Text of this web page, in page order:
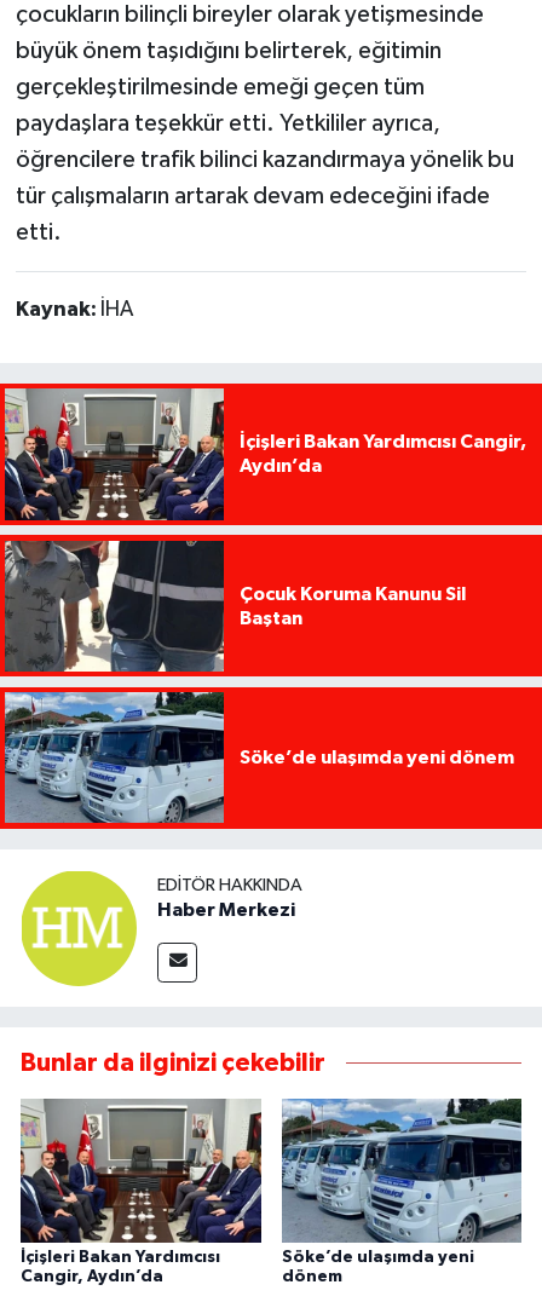
çocukların bilinçli bireyler olarak yetişmesinde
büyük önem taşıdığını belirterek, eğitimin
gerçekleştirilmesinde emeği geçen tüm
paydaşlara teşekkür etti. Yetkililer ayrıca,
öğrencilere trafik bilinci kazandırmaya yönelik bu
tür çalışmaların artarak devam edeceğini ifade
etti.
Kaynak: İHA
İçişleri Bakan Yardımcısı Cangir,
Aydın’da
Çocuk Koruma Kanunu Sil
Baştan
Söke’de ulaşımda yeni dönem
EDITÖR HAKKINDA
Haber Merkezi
Bunlar da ilginizi çekebilir
İçişleri Bakan Yardımcısı
Cangir, Aydın’da
Söke’de ulaşımda yeni
dönem